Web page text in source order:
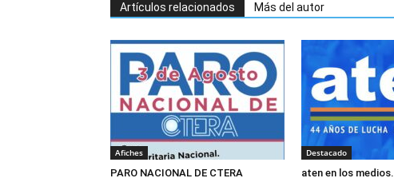
Artículos relacionados Más del autor
Afiches
PARO NACIONAL DE CTERA
Destacado
aten en los medios.